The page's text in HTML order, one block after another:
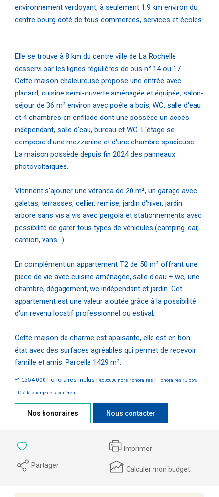
environnement verdoyant, à seulement 1.9 km environ du
centre bourg doté de tous commerces, services et écoles
Elle se trouve à 8 km du centre ville de La Rochelle
desservi par les lignes régulières de bus n° 14 ou 17 .
Cette maison chaleureuse propose une entrée avec
placard, cuisine semi-ouverte aménagée et équipée, salon-
séjour de 36 m² environ avec poêle à bois, WC, salle d'eau
et 4 chambres en enfilade dont une possède un accès
indépendant, salle d'eau, bureau et WC. L'étage se
compose d'une mezzanine et d'une chambre spacieuse.
La maison possède depuis fin 2024 des panneaux
photovoltaïques.
Viennent s'ajouter une véranda de 20 m², un garage avec
galetas, terrasses, cellier, remise, jardin d'hiver, jardin
arboré sans vis à vis avec pergola et stationnements avec
possibilité de garer tous types de véhicules (camping-car,
camion, vans...).
En complément un appartement T2 de 50 m² offrant une
pièce de vie avec cuisine aménagée, salle d'eau + wc, une
chambre, dégagement, wc indépendant et jardin. Cet
appartement est une valeur ajoutée grâce à la possibilité
d'un revenu locatif professionnel ou estival.
Cette maison de charme est apaisante, elle est en bon
état avec des surfaces agréables qui permet de recevoir
famille et amis. Parcelle 1429 m².
** €554 000 honoraires inclus | €535 000 hors honoraires | Honoraires : 3.55%
TTC à la charge de l'acquéreur
Nos honoraires Nous contacter
Imprimer
Partager Calculer mon budget